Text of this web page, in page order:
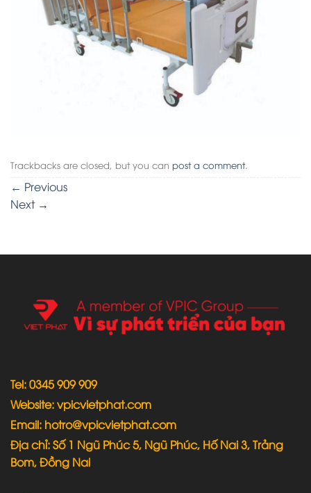
Trackbacks are closed, but you can post a comment.
← Previous
Next →
Tel: 0345 909 909
Website: vpicvietphat.com
Email: hotro@vpicvietphat.com
Địa chỉ: Số 1 Ngũ Phúc 5, Ngũ Phúc, Hố Nai 3, Trảng
Bom, Đồng Nai